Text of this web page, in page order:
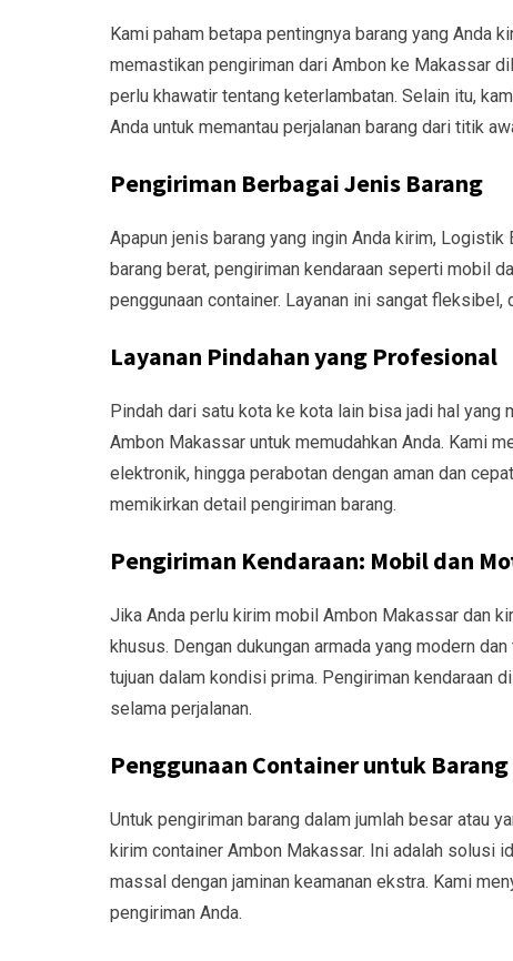
Kami paham betapa pentingnya barang yang Anda
memastikan pengiriman dari Ambon ke Makassar
perlu khawatir tentang keterlambatan. Selain itu,
Anda untuk memantau perjalanan barang dari titik
Pengiriman Berbagai Jenis Barang
Apapun jenis barang yang ingin Anda kirim,
barang berat, pengiriman kendaraan seperti mobil
penggunaan container. Layanan ini sangat fleksibel,
Layanan Pindahan yang Profesional
Pindah dari satu kota ke kota lain bisa jadi hal
Ambon Makassar untuk memudahkan Anda. Kami
elektronik, hingga perabotan dengan aman dan
memikirkan detail pengiriman barang.
Pengiriman Kendaraan: Mobil dan
Jika Anda perlu kirim mobil Ambon Makassar dan
khusus. Dengan dukungan armada yang modern
tujuan dalam kondisi prima. Pengiriman kendaraan
selama perjalanan.
Penggunaan Container untuk
Untuk pengiriman barang dalam jumlah besar atau
kirim container Ambon Makassar. Ini adalah solusi
massal dengan jaminan keamanan ekstra. Kami
pengiriman Anda.